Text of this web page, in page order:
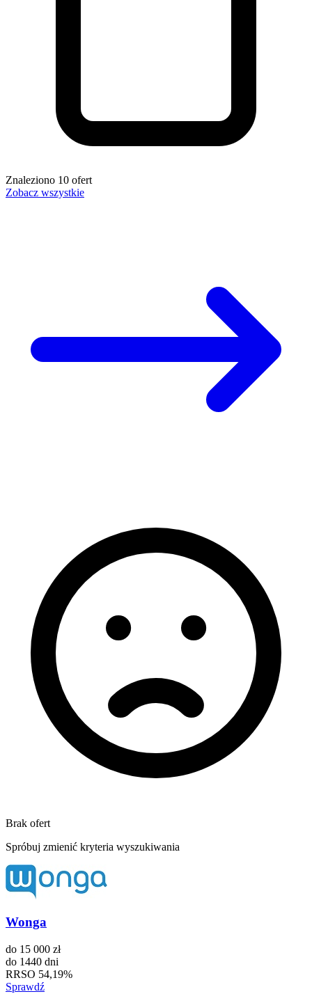
Znaleziono 10 ofert
Zobacz wszystkie
Brak ofert
Spróbuj zmienić kryteria wyszukiwania
Wonga
do 15 000 zł
do 1440 dni
RRSO 54,19%
Sprawdź